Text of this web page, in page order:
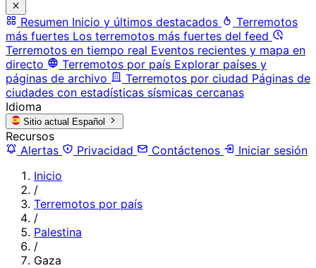
Resumen Inicio y últimos destacados
Terremotos
más fuertes Los terremotos más fuertes del feed
Terremotos en tiempo real Eventos recientes y mapa en
directo
Terremotos por país Explorar países y
páginas de archivo
Terremotos por ciudad Páginas de
ciudades con estadísticas sísmicas cercanas
Idioma
Sitio actual Español
Recursos
Alertas
Privacidad Contáctenos
Iniciar sesión
Inicio
/
Terremotos por país
/
Palestina
/
Gaza